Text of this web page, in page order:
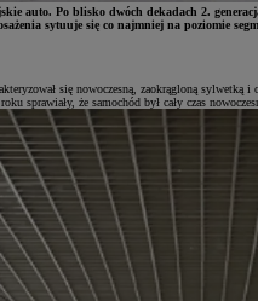
auto. Po blisko dwóch dekadach 2.
sytuuje się co najmniej na poziomie
się nowoczesną, zaokrągloną
sprawiały, że samochód był cały czas